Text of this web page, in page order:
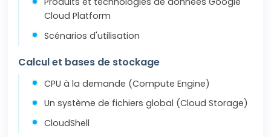
Cloud Platform
Scénarios d'utilisation
Calcul et bases de stockage
CPU à la demande (Compute Engine)
Un système de fichiers global (Cloud Storage)
CloudShell